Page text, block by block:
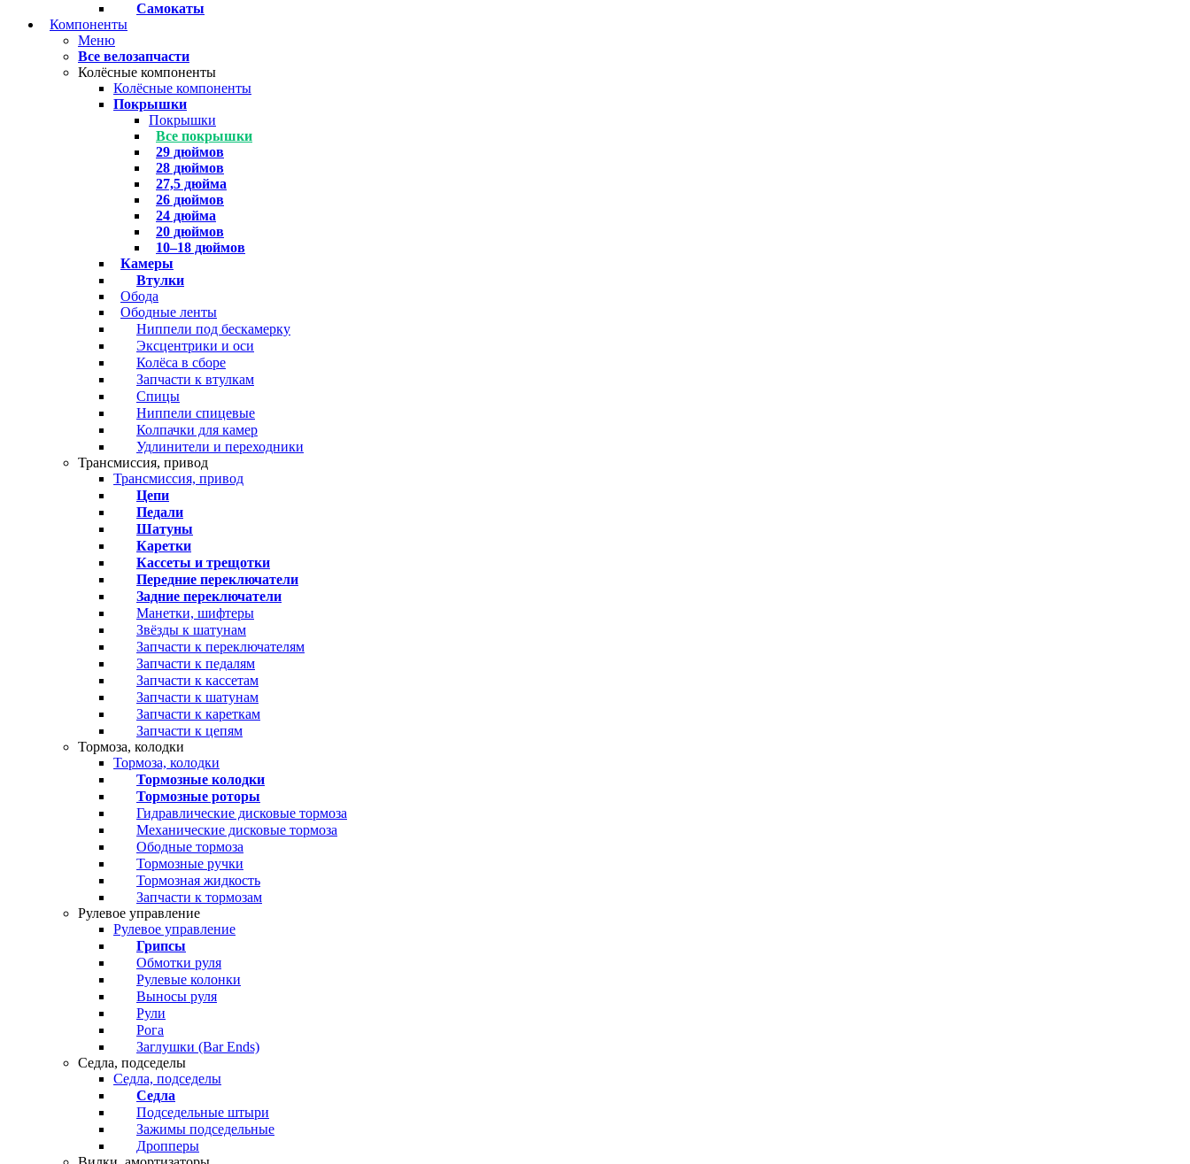
Самокаты
Компоненты
Меню
Все велозапчасти
Колёсные компоненты
Колёсные компоненты
Покрышки
Покрышки
Все покрышки
29 дюймов
28 дюймов
27,5 дюйма
26 дюймов
24 дюйма
20 дюймов
10–18 дюймов
Камеры
Втулки
Обода
Ободные ленты
Ниппели под бескамерку
Эксцентрики и оси
Колёса в сборе
Запчасти к втулкам
Спицы
Ниппели спицевые
Колпачки для камер
Удлинители и переходники
Трансмиссия, привод
Трансмиссия, привод
Цепи
Педали
Шатуны
Каретки
Кассеты и трещотки
Передние переключатели
Задние переключатели
Манетки, шифтеры
Звёзды к шатунам
Запчасти к переключателям
Запчасти к педалям
Запчасти к кассетам
Запчасти к шатунам
Запчасти к кареткам
Запчасти к цепям
Тормоза, колодки
Тормоза, колодки
Тормозные колодки
Тормозные роторы
Гидравлические дисковые тормоза
Механические дисковые тормоза
Ободные тормоза
Тормозные ручки
Тормозная жидкость
Запчасти к тормозам
Рулевое управление
Рулевое управление
Грипсы
Обмотки руля
Рулевые колонки
Выносы руля
Рули
Рога
Заглушки (Bar Ends)
Седла, подседелы
Седла, подседелы
Седла
Подседельные штыри
Зажимы подседельные
Дропперы